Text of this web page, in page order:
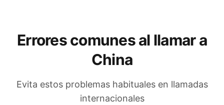
Errores comunes al llamar a
China
Evita estos problemas habituales en llamadas
internacionales